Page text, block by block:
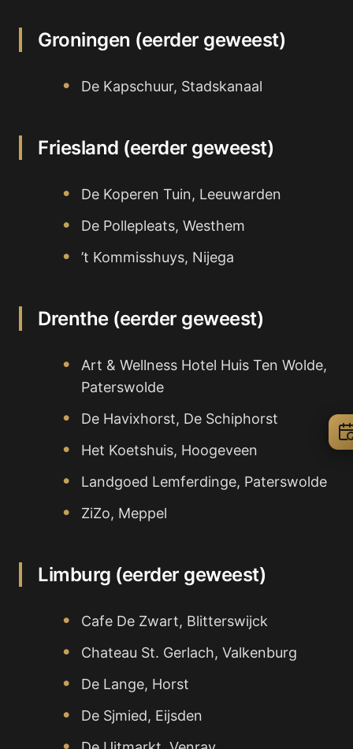
Groningen (eerder geweest)
De Kapschuur, Stadskanaal
Friesland (eerder geweest)
De Koperen Tuin, Leeuwarden
De Pollepleats, Westhem
’t Kommisshuys, Nijega
Drenthe (eerder geweest)
Art & Wellness Hotel Huis Ten Wolde,
Paterswolde
De Havixhorst, De Schiphorst
Het Koetshuis, Hoogeveen
Landgoed Lemferdinge, Paterswolde
ZiZo, Meppel
Limburg (eerder geweest)
Cafe De Zwart, Blitterswijck
Chateau St. Gerlach, Valkenburg
De Lange, Horst
De Sjmied, Eijsden